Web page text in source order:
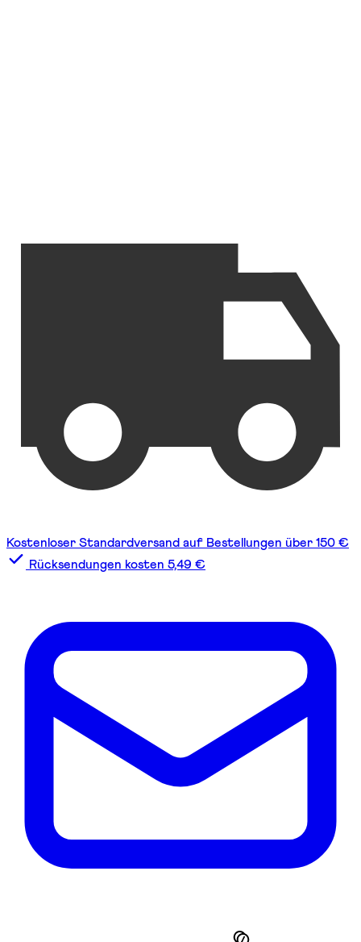
Kostenloser Standardversand auf Bestellungen über 150 €
Rücksendungen kosten 5,49 €